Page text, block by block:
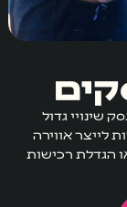
שינויי גדול
אווירה
הגדלת רכישות